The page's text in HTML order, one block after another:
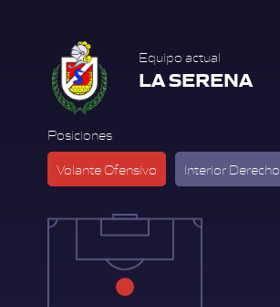
Equipo actual
LA SERENA
Posiciones
Volante Ofensivo Interior Derecho